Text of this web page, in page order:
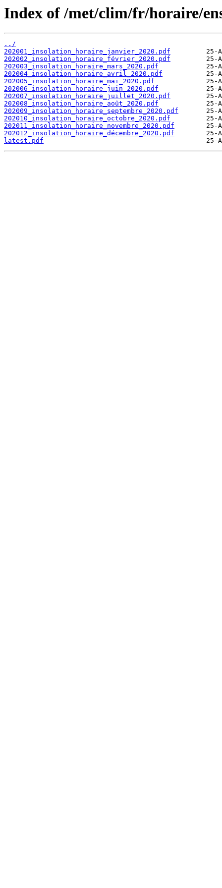
Index of /met/clim/fr/horaire/
../
202001_insolation_horaire_janvier_2020.pdf
202002_insolation_horaire_février_2020.pdf
202003_insolation_horaire_mars_2020.pdf
202004_insolation_horaire_avril_2020.pdf
202005_insolation_horaire_mai_2020.pdf
202006_insolation_horaire_juin_2020.pdf
202007_insolation_horaire_juillet_2020.pdf
202008_insolation_horaire_août_2020.pdf
202009_insolation_horaire_septembre_2020.pdf
202010_insolation_horaire_octobre_2020.pdf
202011_insolation_horaire_novembre_2020.pdf
202012_insolation_horaire_décembre_2020.pdf
latest.pdf